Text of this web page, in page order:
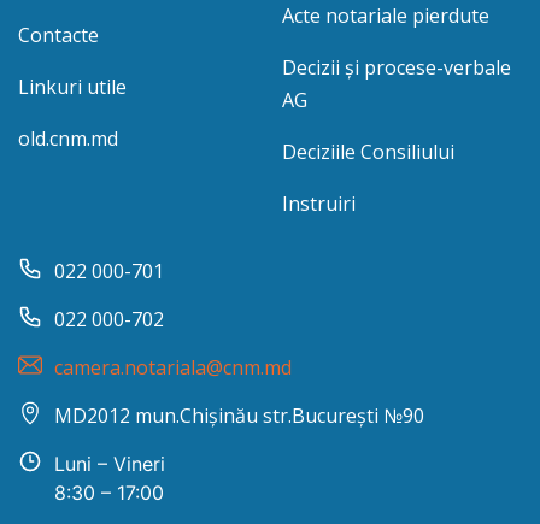
Contacte
Linkuri utile
old.cnm.md
Acte notariale pierdute
Decizii și procese-verbale
AG
Deciziile Consiliului
Instruiri
022 000-701
022 000-702
camera.notariala@cnm.md
MD2012 mun.Chișinău str.București №90
Luni – Vineri
8:30 – 17:00